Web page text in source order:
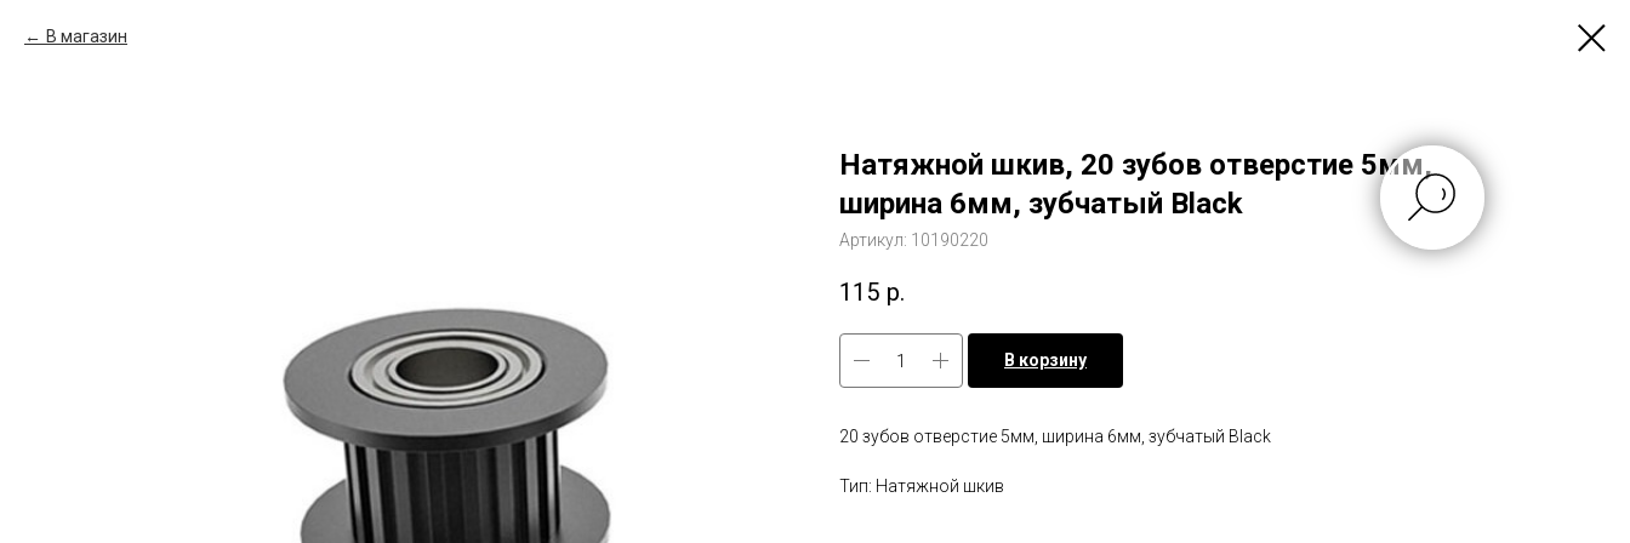
В магазин
Натяжной шкив, 20 зубов отверстие 5мм,
ширина 6мм, зубчатый Black
Артикул: 10190220
115 р.
В корзину
20 зубов отверстие 5мм, ширина 6мм, зубчатый Black
Тип: Натяжной шкив